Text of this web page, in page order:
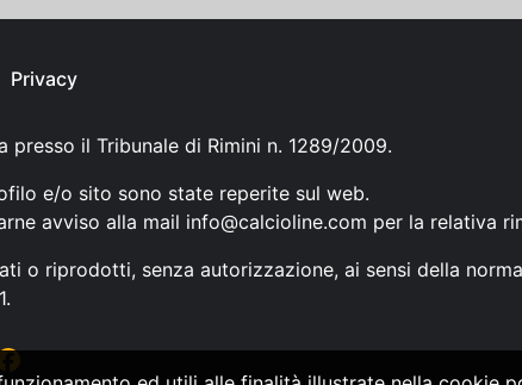
Privacy
il Tribunale di Rimini n. 1289/2009.
e/o sito sono state reperite sul web.
avviso alla mail info@calcioline.com per la relativa
o riprodotti, senza autorizzazione, ai sensi della